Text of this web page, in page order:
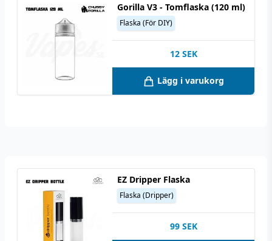
Gorilla V3 - Tomflaska (120 ml)
Flaska (För DIY)
12 SEK
Lägg i varukorg
EZ Dripper Flaska
Flaska (Dripper)
99 SEK